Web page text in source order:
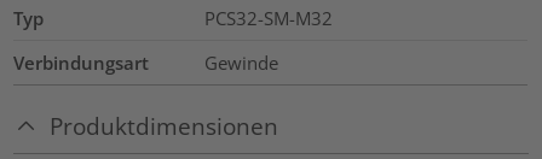
Typ
PCS32-SM-M32
Verbindungsart
Gewinde
Produktdimensionen